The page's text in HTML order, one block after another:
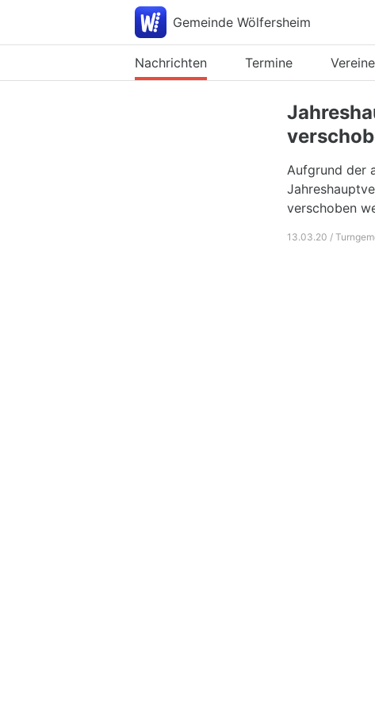
Gemeinde Wölfersheim
Nachrichten Termine Vereine
Aufgrund der
verschoben
13.03.20 /